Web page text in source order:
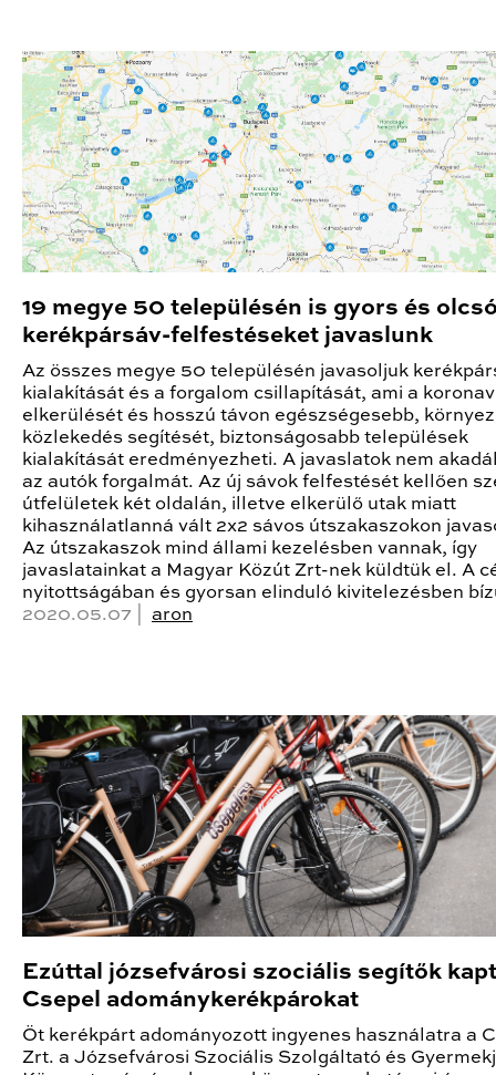
19 megye 50 településén is gyors és
kerékpársáv-felfestéseket javaslunk
Az összes megye 50 településén javasoljuk
kialakítását és a forgalom csillapítását, ami a
elkerülését és hosszú távon egészségesebb,
közlekedés segítését, biztonságosabb települések
kialakítását eredményezheti. A javaslatok nem
az autók forgalmát. Az új sávok felfestését kellően
útfelületek két oldalán, illetve elkerülő utak miatt
kihasználatlanná vált 2x2 sávos útszakaszokon
Az útszakaszok mind állami kezelésben vannak, így
javaslatainkat a Magyar Közút Zrt-nek küldtük el. A
nyitottságában és gyorsan elinduló kivitelezésben
2020.05.07 | aron
Ezúttal józsefvárosi szociális segítők
Csepel adománykerékpárokat
Öt kerékpárt adományozott ingyenes használatra a
Zrt. a Józsefvárosi Szociális Szolgáltató és